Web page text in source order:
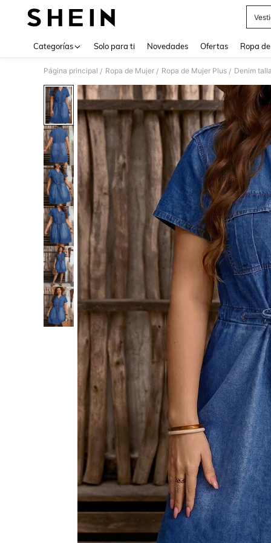
Categorías Solo para ti Novedades Ofertas Ropa
Página principal / Ropa de Mujer / Ropa de Mujer Plus / Denim